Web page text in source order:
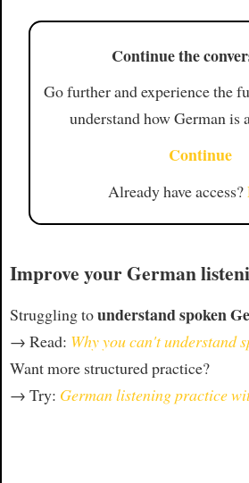
Continue the
Go further and experience the
understand how German is
Continue
Already have access?
Improve your German
Struggling tounderstand spoken
→ Read: Why you can't understand
Want more structured practice?
→ Try: German listening practice